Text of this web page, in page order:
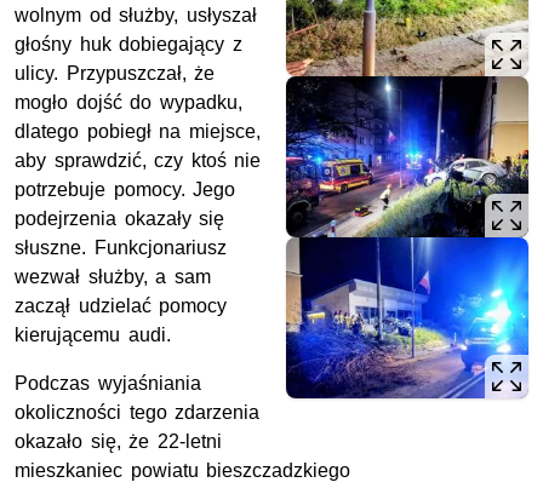
wolnym od służby, usłyszał
głośny huk dobiegający z
ulicy. Przypuszczał, że
mogło dojść do wypadku,
dlatego pobiegł na miejsce,
aby sprawdzić, czy ktoś nie
potrzebuje pomocy. Jego
podejrzenia okazały się
słuszne. Funkcjonariusz
wezwał służby, a sam
zaczął udzielać pomocy
kierującemu audi.
Podczas wyjaśniania
okoliczności tego zdarzenia
okazało się, że 22-letni
mieszkaniec powiatu bieszczadzkiego